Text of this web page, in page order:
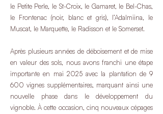
le Petite Perle, le St-Croix, le Gamaret, le Bel-Chas,
le Frontenac (noir, blanc et gris), l’Adalmiina, le
Muscat, le Marquette, le Radisson et le Somerset.
Après plusieurs années de déboisement et de mise
en valeur des sols, nous avons franchi une étape
importante en mai 2025 avec la plantation de 9
600 vignes supplémentaires, marquant ainsi une
nouvelle phase dans le développement du
vignoble. À cette occasion, cinq nouveaux cépages